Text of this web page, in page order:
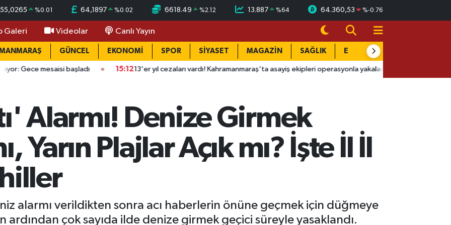
55,0265 %0.01 64,1897 %0.02 6618.49 %2.12 13.887 %64 64.360,53 %-0.76
Galeri Videolar Canlı Yayın
GÜNCEL EKONOMİ SPOR SİYASET MAGAZİN SAĞLIK EĞİTİM
başladı 15:12 13'er yıl cezaları vardı! Kahramanmaraş'ta asayiş ekipleri operasyonla yakaladı 14:51 Başkan Görgel
Alarmı! Denize Girmek
Yarın Plajlar Açık mı? İşte İl İl
alarmı verildikten sonra acı haberlerin önüne geçmek için düğmeye
ardından çok sayıda ilde denize girmek geçici süreyle yasaklandı.